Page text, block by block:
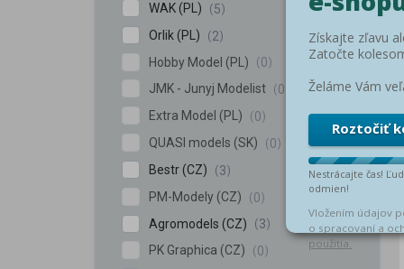
WAK (PL)
5
Orlik (PL)
2
Hobby Model (PL)
0
JMK - Junyj Modelist
0
Extra Model (PL)
0
QUASI models (SK)
0
Bestr (CZ)
3
PM-Modely (CZ)
0
Agromodels (CZ)
3
PK Graphica (CZ)
0